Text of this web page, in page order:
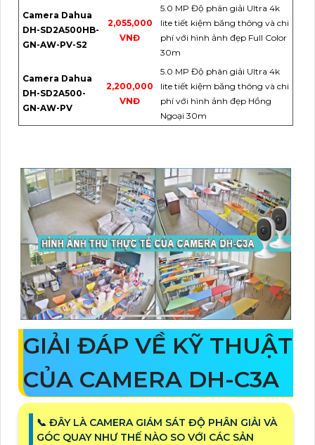
Camera Dahua
DH-SD2A500HB-
GN-AW-PV-S2
2,055,000
VNĐ
5.0 MP Độ phân giải Ultra 4k
lite tiết kiệm băng thông và chi
phí với hình ảnh đẹp Full Color
30m
Camera Dahua
DH-SD2A500-
GN-AW-PV
2,200,000
VNĐ
5.0 MP Độ phân giải Ultra 4k
lite tiết kiệm băng thông và chi
phí với hình ảnh đẹp Hồng
Ngoại 30m
GIẢI ĐÁP VỀ KỸ THUẬT
CỦA CAMERA DH-C3A
📞 ĐÂY LÀ CAMERA GIÁM SÁT ĐỘ PHÂN GIẢI VÀ
GÓC QUAY NHƯ THẾ NÀO SO VỚI CÁC SẢN